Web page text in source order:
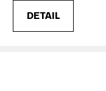
DETAIL